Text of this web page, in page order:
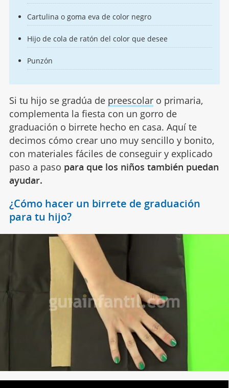
Cartulina o goma eva de color negro
Hijo de cola de ratón del color que desee
Punzón
Si tu hijo se gradúa de preescolaro primaria,
complementa la fiesta con un gorro de
graduación o birrete hecho en casa. Aquí te
decimos cómo crear uno muy sencillo y bonito,
con materiales fáciles de conseguir y explicado
paso a paso para que los niños también puedan
ayudar.
¿Cómo hacer un birrete de graduación
para tu hijo?